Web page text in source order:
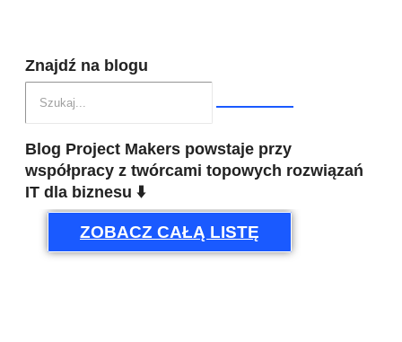
Znajdź na blogu
Blog Project Makers powstaje przy
współpracy z twórcami topowych rozwiązań
IT dla biznesu ⬇️
ZOBACZ CAŁĄ LISTĘ